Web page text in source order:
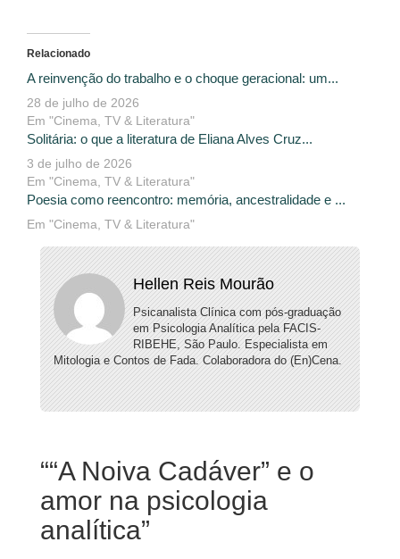
Relacionado
A reinvenção do trabalho e o choque geracional: um...
28 de julho de 2026
Em "Cinema, TV & Literatura"
Solitária: o que a literatura de Eliana Alves Cruz...
3 de julho de 2026
Em "Cinema, TV & Literatura"
Poesia como reencontro: memória, ancestralidade e ...
Em "Cinema, TV & Literatura"
Hellen Reis Mourão
Psicanalista Clínica com pós-graduação
em Psicologia Analítica pela FACIS-
RIBEHE, São Paulo. Especialista em
Mitologia e Contos de Fada. Colaboradora do (En)Cena.
““A Noiva Cadáver” e o
amor na psicologia
analítica”